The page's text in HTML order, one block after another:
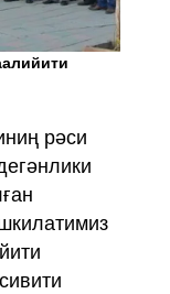
рәси